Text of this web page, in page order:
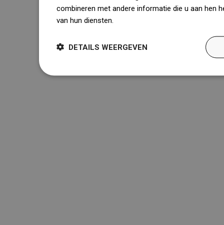
combineren met andere informatie die u aan hen
van hun diensten.
DETAILS WEERGEVEN